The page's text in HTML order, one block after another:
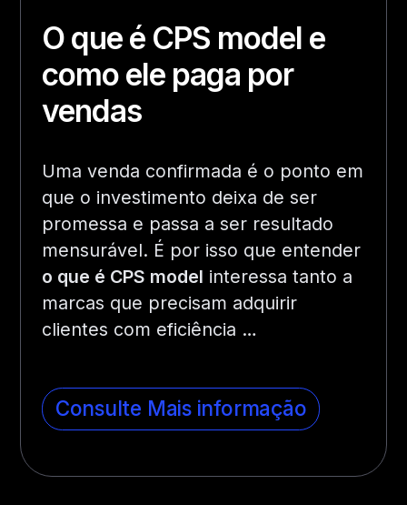
O que é CPS model e
como ele paga por
vendas
Uma venda confirmada é o ponto em
que o investimento deixa de ser
promessa e passa a ser resultado
mensurável. É por isso que entender
o que é CPS model interessa tanto a
marcas que precisam adquirir
clientes com eficiência …
Consulte Mais informação